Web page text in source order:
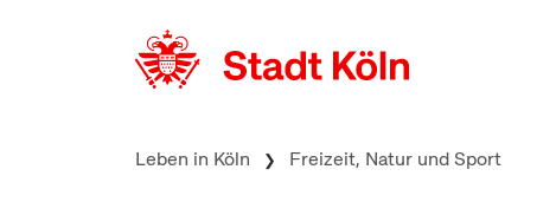
Leben in Köln Freizeit, Natur und Sport